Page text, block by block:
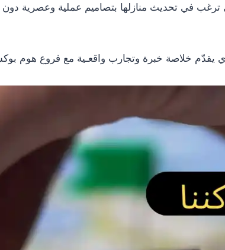
في تحديث منازلها بتصاميم عملية وعصرية دون
يقدّم خلاصة خبرة وتجارب واقعـية مع فروع هوم